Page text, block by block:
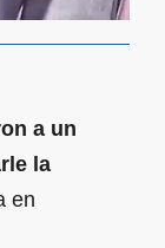
a un
la
en